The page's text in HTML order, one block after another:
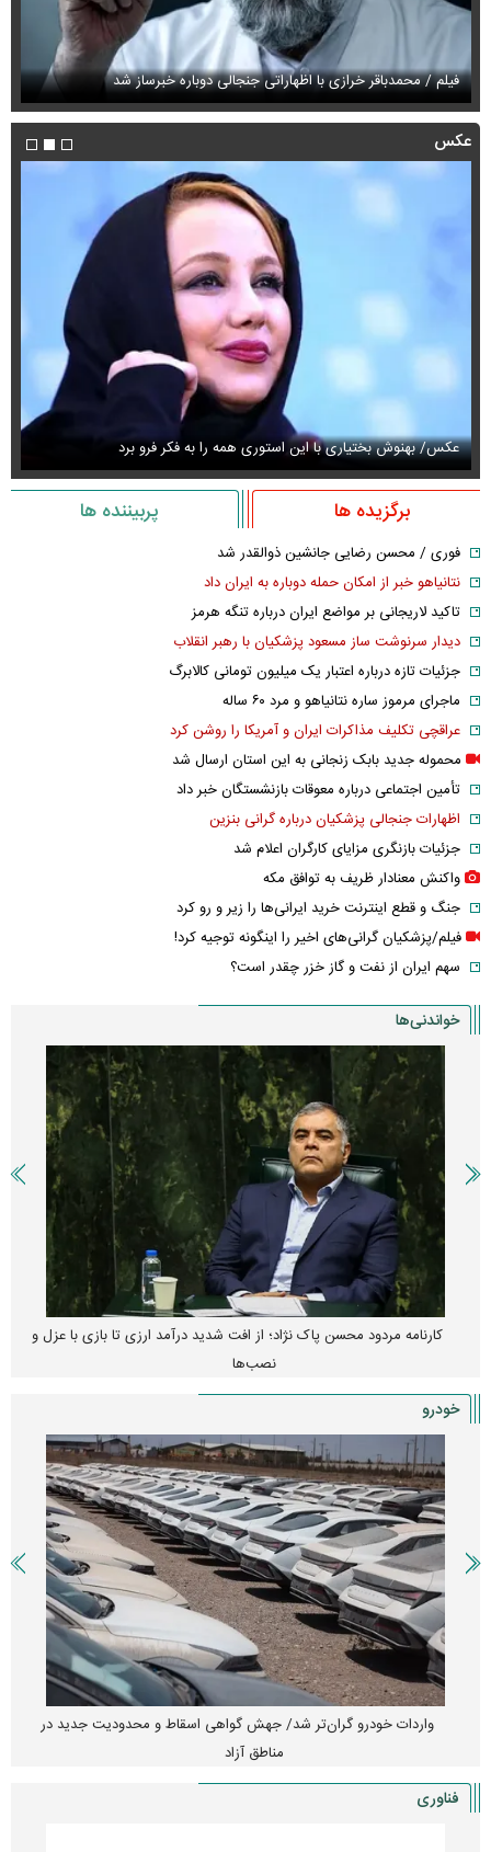
فیلم / محمدباقر خرازی با اظهاراتی جنجالی دوباره خبرساز شد
عکس
عکس/ بهنوش بختیاری با این استوری همه را به فکر فرو برد
برگزیده ها پربیننده ها
فوری / محسن رضایی جانشین ذوالقدر شد
نتانیاهو خبر از امکان حمله دوباره به ایران داد
تاکید لاریجانی بر مواضع ایران درباره تنگه هرمز
دیدار سرنوشت ساز مسعود پزشکیان با رهبر انقلاب
جزئیات تازه درباره اعتبار یک میلیون تومانی کالابرگ
ماجرای مرموز ساره نتانیاهو و مرد ۶۰ ساله
عراقچی تکلیف مذاکرات ایران و آمریکا را روشن کرد
محموله جدید بابک زنجانی به این استان ارسال شد
تأمین اجتماعی درباره معوقات بازنشستگان خبر داد
اظهارات جنجالی پزشکیان درباره گرانی بنزین
جزئیات بازنگری مزایای کارگران اعلام شد
واکنش معنادار ظریف به توافق مکه
جنگ و قطع اینترنت خرید ایرانی‌ها را زیر و رو کرد
فیلم/پزشکیان گرانی‌های اخیر را اینگونه توجیه کرد!
سهم ایران از نفت و گاز خزر چقدر است؟
خواندنی‌ها
کارنامه مردود محسن پاک‌ نژاد؛ از افت شدید درآمد ارزی تا بازی با عزل و
نصب‌ها
خودرو
واردات خودرو گران‌تر شد/ جهش گواهی اسقاط و محدودیت جدید در
مناطق آزاد
فناوری